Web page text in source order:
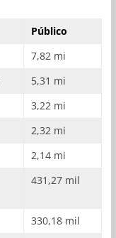
Público
7,82 mi
5,31 mi
3,22 mi
2,32 mi
2,14 mi
431,27 mil
330,18 mil